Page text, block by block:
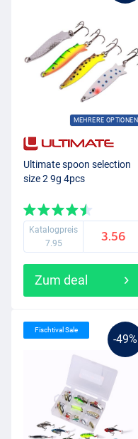
MEHRERE OPTIONEN
Ultimate spoon selection
size 2 9g 4pcs
Katalogpreis
7.95
3.56
Zum deal
-49%
Fischtival Sale